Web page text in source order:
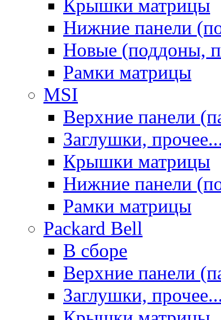
Крышки матрицы
Нижние панели
Новые (поддоны,
Рамки матрицы
MSI
Верхние панели
Заглушки,
Крышки матрицы
Нижние панели
Рамки матрицы
Packard Bell
В сборе
Верхние панели
Заглушки,